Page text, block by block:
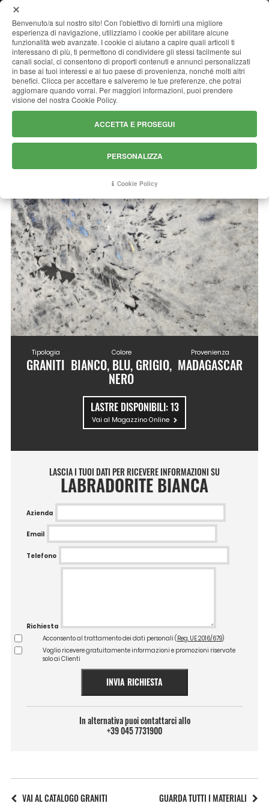
LABRADORITE BIANCA
Tipologia
GRANITI
Colore
BIANCO, BLU, GRIGIO,
NERO
Provenienza
MADAGASCAR
LASTRE DISPONIBILI:13
Vai al Magazzino Online
LASCIA I TUOI DATI PER RICEVERE INFORMAZIONI SU
LABRADORITE BIANCA
Azienda
Email
Telefono
Richiesta
Acconsento al trattamento dei dati personali ( Reg. UE 2016/679)
Voglio ricevere gratuitamente informazioni e promozioni riservate
solo ai Clienti
INVIA RICHIESTA
In alternativa puoi contattarci allo
+39 045 7731900
VAI AL CATALOGO GRANITI GUARDA TUTTI I MATERIALI
Benvenuto/a sul nostro sito! Con l'obiettivo di fornirti una migliore
esperienza di navigazione, utilizziamo i cookie per abilitare alcune
funzionalità web avanzate. I cookie ci aiutano a capire quali articoli ti
interessano di più, ti permettono di condividere gli stessi facilmente sui
canali social, ci consentono di proporti contenuti e annunci personalizzati
in base ai tuoi interessi e al tuo paese di provenienza, nonché molti altri
benefici. Clicca per accettare e salveremo le tue preferenze, che potrai
aggiornare quando vorrai. Per maggiori informazioni, puoi prendere
visione del nostra Cookie Policy.
ACCETTA E PROSEGUI
PERSONALIZZA
Cookie Policy